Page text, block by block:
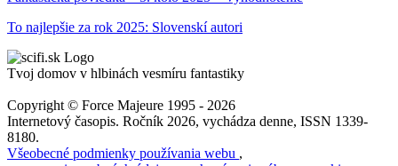
To najlepšie za rok 2025: Slovenskí autori
Tvoj domov v hlbinách vesmíru fantastiky
Copyright © Force Majeure 1995 - 2026
Internetový časopis. Ročník 2026, vychádza denne, ISSN 1339-
8180.
Všeobecné podmienky používania webu ,